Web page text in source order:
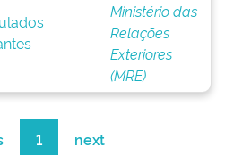
Ministério das
Relações
Exteriores
(MRE)
1 next